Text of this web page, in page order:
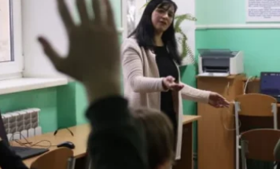
УКРАЇНИ